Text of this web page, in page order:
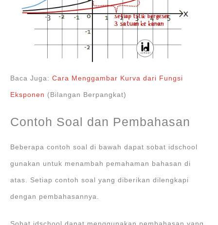
Baca Juga:Cara Menggambar Kurva dari Fungsi
Eksponen (Bilangan Berpangkat)
Contoh Soal dan Pembahasan
Beberapa contoh soal di bawah dapat sobat idschool
gunakan untuk menambah pemahaman bahasan di
atas. Setiap contoh soal yang diberikan dilengkapi
dengan pembahasannya.
Sobat idschool dapat menggunakan pembahasan yang